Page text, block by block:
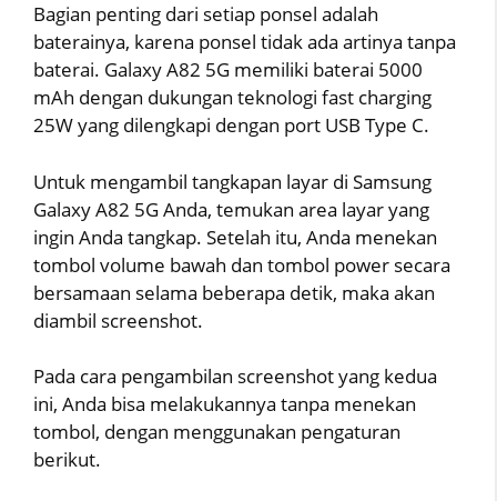
Bagian penting dari setiap ponsel adalah
baterainya, karena ponsel tidak ada artinya tanpa
baterai. Galaxy A82 5G memiliki baterai 5000
mAh dengan dukungan teknologi fast charging
25W yang dilengkapi dengan port USB Type C.
Untuk mengambil tangkapan layar di Samsung
Galaxy A82 5G Anda, temukan area layar yang
ingin Anda tangkap. Setelah itu, Anda menekan
tombol volume bawah dan tombol power secara
bersamaan selama beberapa detik, maka akan
diambil screenshot.
Pada cara pengambilan screenshot yang kedua
ini, Anda bisa melakukannya tanpa menekan
tombol, dengan menggunakan pengaturan
berikut.